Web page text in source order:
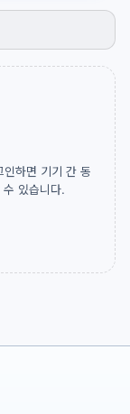
인하면 기기 간 동
있습니다.